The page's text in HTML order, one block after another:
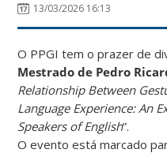
13/03/2026 16:13
O PPGI tem o prazer de
Mestrado de Pedro
Relationship Between
Language Experience: An
Speakers of English”.
O evento está marcado